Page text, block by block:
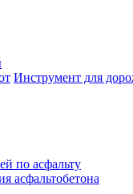
Инструмент для
по асфальту
асфальтобетона